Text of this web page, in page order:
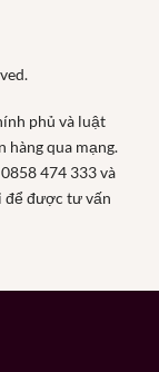
phủ và luật
hàng qua mạng.
474 333 và
để được tư vấn